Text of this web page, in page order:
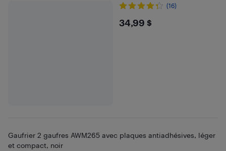
(16)
$34.99
34,99 $
Gaufrier 2 gaufres AWM265 avec plaques antiadhésives, léger
et compact, noir